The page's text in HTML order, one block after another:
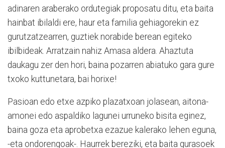
adinaren araberako ordutegiak proposatu ditu, eta baita
hainbat ibilaldi ere, haur eta familia gehiagorekin ez
gurutzatzearren, guztiek norabide berean egiteko
ibilbideak. Arratzain nahiz Amasa aldera. Ahaztuta
daukagu zer den hori, baina pozarren abiatuko gara gure
txoko kuttunetara, bai horixe!
Pasioan edo etxe azpiko plazatxoan jolasean, aitona-
amonei edo aspaldiko lagunei urruneko bisita eginez,
baina goza eta aprobetxa ezazue kalerako lehen eguna,
-eta ondorengoak-. Haurrek bereziki, eta baita gurasoek